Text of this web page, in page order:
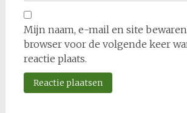
Mijn naam, e-mail en site
browser voor de volgende keer
reactie plaats.